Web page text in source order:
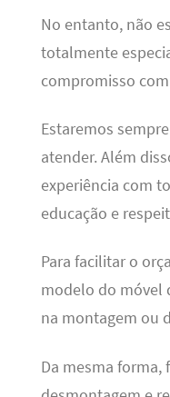
No entanto, não
totalmente
compromisso
Estaremos
atender. Além
experiência com
educação e
Para facilitar o
modelo do móvel
na montagem ou
Da mesma forma,